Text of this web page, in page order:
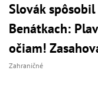
Slovák
Benátkach:
očiam!
Zahraničné